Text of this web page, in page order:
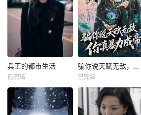
兵王的都市生活
已完结
骗你说天赋无敌，你真暴力成帝
已完结